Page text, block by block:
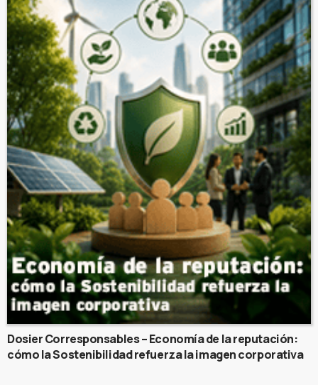
Dosier Corresponsables – Economía de la reputación:
cómo la Sostenibilidad refuerza la imagen corporativa